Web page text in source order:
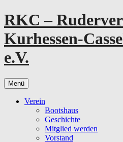
Zum
Inhalt
springen
RKC –
Kurhessen-
e.V.
Menü
Verein
Bootshaus
Geschichte
Mitglied werden
Vorstand